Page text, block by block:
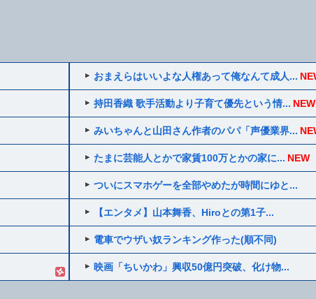
おまえらはいいよな人権あって俺なんて成人...
持田香織 歌手活動より子育て優先という情... NEW
みいちゃんと山田さん作者のパパ「声優業界...
たまに芸能人とかで家賃100万とかの家に... NEW
ついにスマホゲーを全部やめたが時間にゆと...
【エンタメ】山本舞香、Hiroとの第1子...
電車でウザい奴ランキング作った(順不同)
映画「ちいかわ」興収50億円突破、化け物...